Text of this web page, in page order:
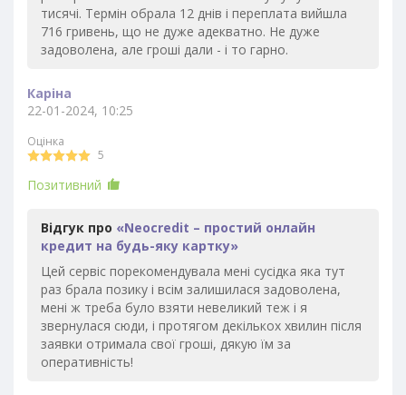
тисячі. Термін обрала 12 днів і переплата вийшла
716 гривень, що не дуже адекватно. Не дуже
задоволена, але гроші дали - і то гарно.
Каріна
22-01-2024, 10:25
Оцінка
5
Позитивний
Відгук про «Neocredit – простий онлайн
кредит на будь-яку картку»
Цей сервіс порекомендувала мені сусідка яка тут
раз брала позику і всім залишилася задоволена,
мені ж треба було взяти невеликий теж і я
звернулася сюди, і протягом декількох хвилин після
заявки отримала свої гроші, дякую їм за
оперативність!